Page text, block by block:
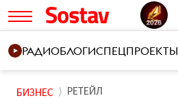
РАДИОБЛОГИСПЕЦПРОЕКТЫ
БИЗНЕС РЕТЕЙЛ